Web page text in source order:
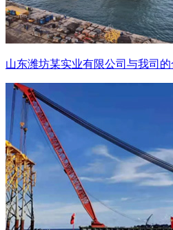
山东潍坊某实业有限公司与我司